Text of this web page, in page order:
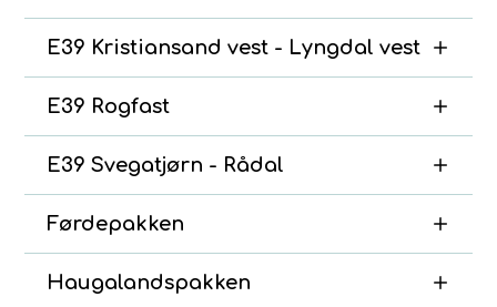
E39 Kristiansand vest - Lyngdal vest
E39 Rogfast
E39 Svegatjørn - Rådal
Førdepakken
Haugalandspakken